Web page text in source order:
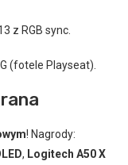
z RGB sync.
(fotele Playseat).
! Nagrody:
, Logitech A50 X